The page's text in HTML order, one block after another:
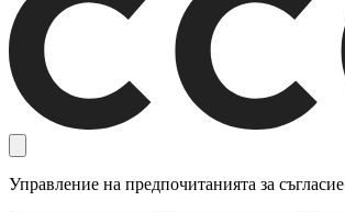
Управление на предпочитанията за съгласие